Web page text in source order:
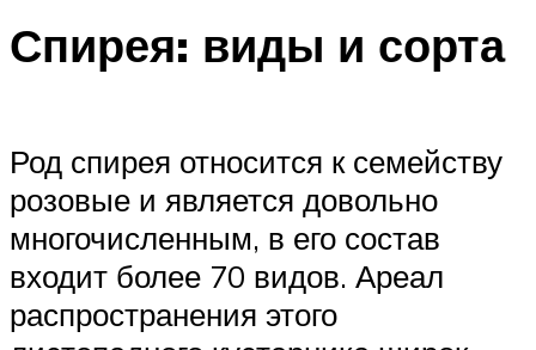
Спирея: виды и сорта
Род спирея относится к семейству
розовые и является довольно
многочисленным, в его состав
входит более 70 видов. Ареал
распространения этого